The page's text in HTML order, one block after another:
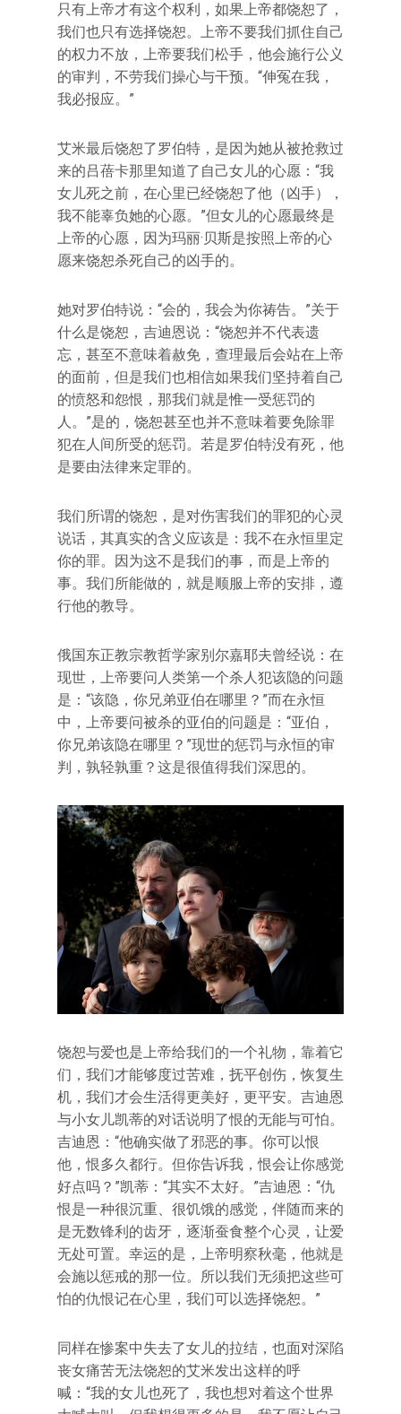
只有上帝才有这个权利，如果上帝都饶恕了，
我们也只有选择饶恕。上帝不要我们抓住自己
的权力不放，上帝要我们松手，他会施行公义
的审判，不劳我们操心与干预。“伸冤在我，
我必报应。”
艾米最后饶恕了罗伯特，是因为她从被抢救过
来的吕蓓卡那里知道了自己女儿的心愿：“我
女儿死之前，在心里已经饶恕了他（凶手），
我不能辜负她的心愿。”但女儿的心愿最终是
上帝的心愿，因为玛丽·贝斯是按照上帝的心
愿来饶恕杀死自己的凶手的。
她对罗伯特说：“会的，我会为你祷告。”关于
什么是饶恕，吉迪恩说：“饶恕并不代表遗
忘，甚至不意味着赦免，查理最后会站在上帝
的面前，但是我们也相信如果我们坚持着自己
的愤怒和怨恨，那我们就是惟一受惩罚的
人。”是的，饶恕甚至也并不意味着要免除罪
犯在人间所受的惩罚。若是罗伯特没有死，他
是要由法律来定罪的。
我们所谓的饶恕，是对伤害我们的罪犯的心灵
说话，其真实的含义应该是：我不在永恒里定
你的罪。因为这不是我们的事，而是上帝的
事。我们所能做的，就是顺服上帝的安排，遵
行他的教导。
俄国东正教宗教哲学家别尔嘉耶夫曾经说：在
现世，上帝要问人类第一个杀人犯该隐的问题
是：“该隐，你兄弟亚伯在哪里？”而在永恒
中，上帝要问被杀的亚伯的问题是：“亚伯，
你兄弟该隐在哪里？”现世的惩罚与永恒的审
判，孰轻孰重？这是很值得我们深思的。
饶恕与爱也是上帝给我们的一个礼物，靠着它
们，我们才能够度过苦难，抚平创伤，恢复生
机，我们才会生活得更美好，更平安。吉迪恩
与小女儿凯蒂的对话说明了恨的无能与可怕。
吉迪恩：“他确实做了邪恶的事。你可以恨
他，恨多久都行。但你告诉我，恨会让你感觉
好点吗？”凯蒂：“其实不太好。”吉迪恩：“仇
恨是一种很沉重、很饥饿的感觉，伴随而来的
是无数锋利的齿牙，逐渐蚕食整个心灵，让爱
无处可置。幸运的是，上帝明察秋毫，他就是
会施以惩戒的那一位。所以我们无须把这些可
怕的仇恨记在心里，我们可以选择饶恕。”
同样在惨案中失去了女儿的拉结，也面对深陷
丧女痛苦无法饶恕的艾米发出这样的呼
喊：“我的女儿也死了，我也想对着这个世界